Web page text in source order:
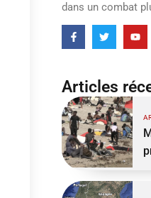
dans un combat
Articles